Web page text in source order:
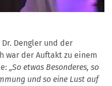
Dengler und der
war der Auftakt zu einem
„So etwas Besonderes, so
und so eine Lust auf